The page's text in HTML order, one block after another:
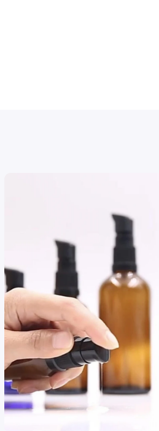
вакуумных ПЭТ
закрытие и защищает
его свежесть и снизить риск
специальный клапан, позволяющий
позволяющий хранить флакон
вес продукции и удобный для
материал, поэтому его использование
лосьоны, сыворотки, тоники,
летучими ингредиентами.
помогает сохранить
магазина и выбрать необходимые